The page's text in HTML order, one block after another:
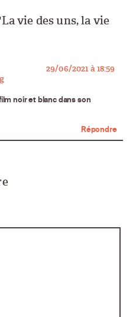
vie des uns, la vie
29/06/2021 à 18:59
noir et blanc dans son
Répondre